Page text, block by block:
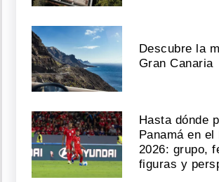
Descubre la
Gran Canaria
Hasta dónde
Panamá en el
2026: grupo,
figuras y